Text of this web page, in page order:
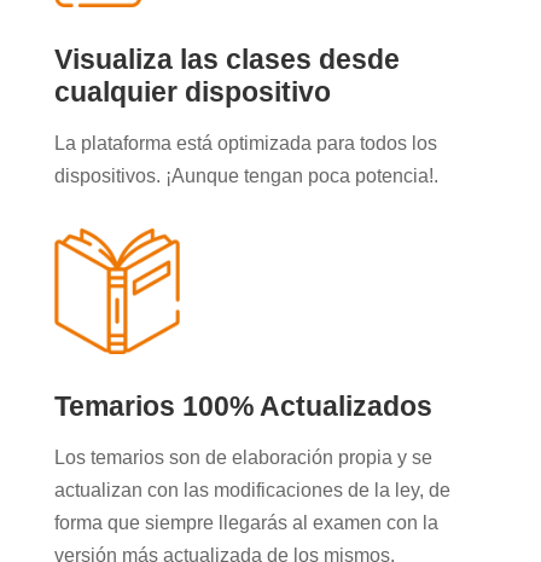
Visualiza las clases desde
cualquier dispositivo
La plataforma está optimizada para todos los
dispositivos. ¡Aunque tengan poca potencia!.
Temarios 100% Actualizados
Los temarios son de elaboración propia y se
actualizan con las modificaciones de la ley, de
forma que siempre llegarás al examen con la
versión más actualizada de los mismos.